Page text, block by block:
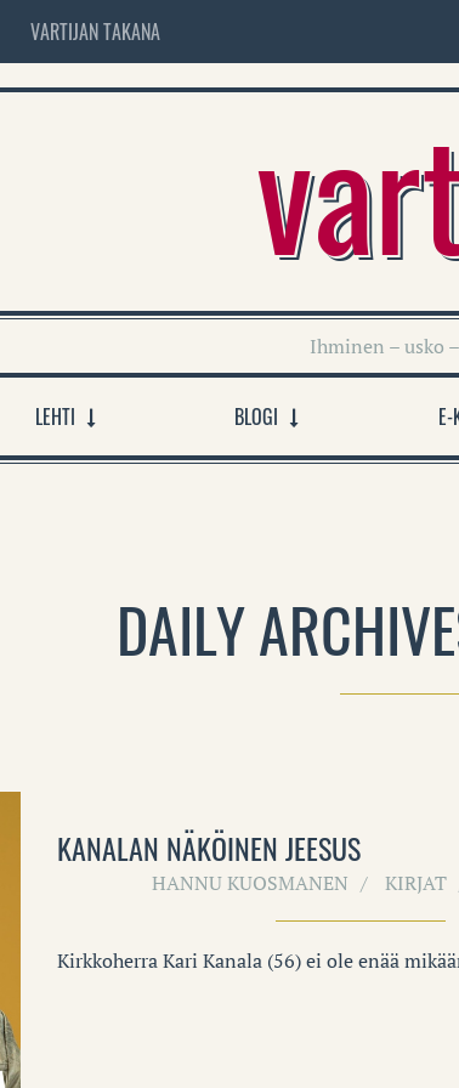
VARTIJAN TAKANA
Ihminen – usko
LEHTI BLOGI E-
DAILY
KANALAN NÄKÖINEN JEESUS
HANNU KUOSMANEN KIRJAT
Kirkkoherra Kari Kanala (56) ei ole enää